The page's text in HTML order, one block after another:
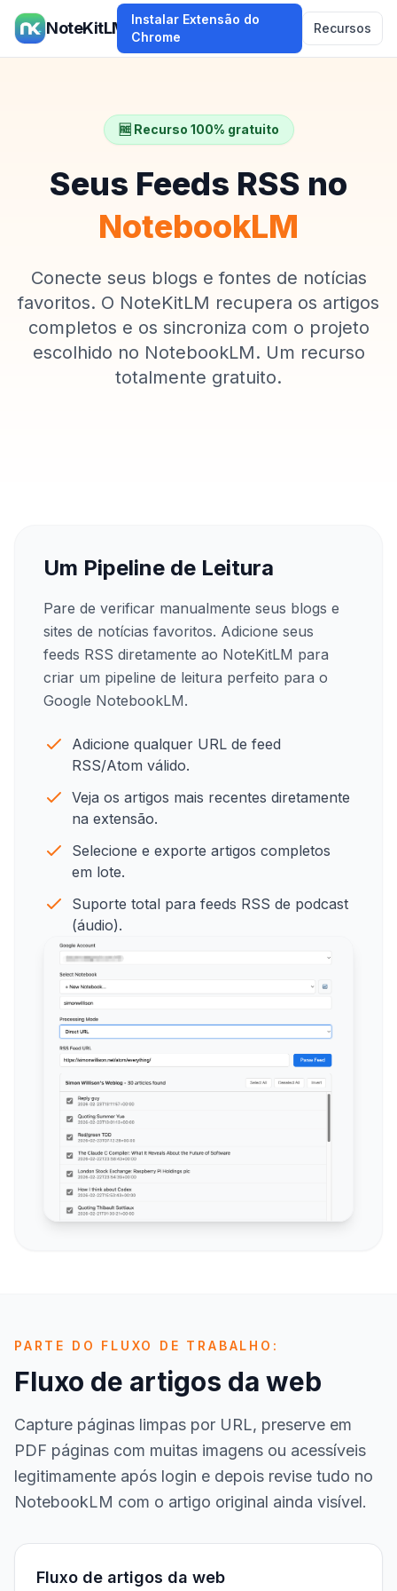
NoteKitLM
Instalar Extensão do
Chrome
Recursos
🆓 Recurso 100% gratuito
Seus Feeds RSS no
NotebookLM
Conecte seus blogs e fontes de notícias
favoritos. O NoteKitLM recupera os artigos
completos e os sincroniza com o projeto
escolhido no NotebookLM. Um recurso
totalmente gratuito.
Um Pipeline de Leitura
Pare de verificar manualmente seus blogs e
sites de notícias favoritos. Adicione seus
feeds RSS diretamente ao NoteKitLM para
criar um pipeline de leitura perfeito para o
Google NotebookLM.
Adicione qualquer URL de feed
RSS/Atom válido.
Veja os artigos mais recentes diretamente
na extensão.
Selecione e exporte artigos completos
em lote.
Suporte total para feeds RSS de podcast
(áudio).
PARTE DO FLUXO DE TRABALHO:
Fluxo de artigos da web
Capture páginas limpas por URL, preserve em
PDF páginas com muitas imagens ou acessíveis
legitimamente após login e depois revise tudo no
NotebookLM com o artigo original ainda visível.
Fluxo de artigos da web